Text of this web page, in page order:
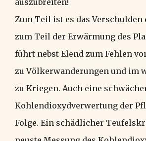
auszubreiten!
Zum Teil ist es das Verschulden
zum Teil der Erwärmung des
führt nebst Elend zum Fehlen
zu Völkerwanderungen und im
zu Kriegen. Auch eine
Kohlendioxydverwertung der
Folge. Ein schädlicher